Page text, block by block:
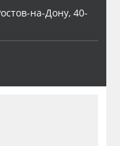
на-Дону, 40-